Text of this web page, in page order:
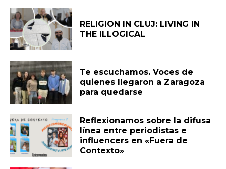
RELIGION IN CLUJ: LIVING IN
THE ILLOGICAL
Te escuchamos. Voces de
quienes llegaron a Zaragoza
para quedarse
Reflexionamos sobre la difusa
línea entre periodistas e
influencers en «Fuera de
Contexto»